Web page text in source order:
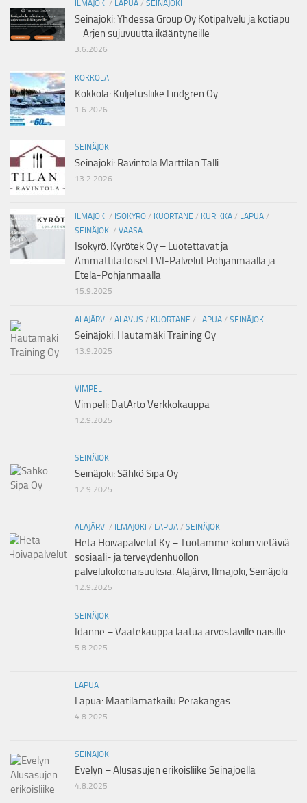
ILMAJOKI / LAPUA / SEINÄJOKI
Seinäjoki: Yhdessä Group Oy Kotipalvelu ja kotiapu
– Arjen sujuvuutta ikääntyneille
3.6.2026
KOKKOLA
Kokkola: Kuljetusliike Lindgren Oy
1.6.2026
SEINÄJOKI
Seinäjoki: Ravintola Marttilan Talli
13.2.2026
ILMAJOKI / ISOKYRÖ / KUORTANE / KURIKKA / LAPUA /
SEINÄJOKI / VAASA
Isokyrö: Kyrötek Oy – Luotettavat ja
Ammattitaitoiset LVI-Palvelut Pohjanmaalla ja
Etelä-Pohjanmaalla
15.9.2025
ALAJÄRVI / ALAVUS / KUORTANE / LAPUA / SEINÄJOKI
Seinäjoki: Hautamäki Training Oy
13.9.2025
VIMPELI
Vimpeli: DatArto Verkkokauppa
12.9.2025
SEINÄJOKI
Seinäjoki: Sähkö Sipa Oy
12.9.2025
ALAJÄRVI / ILMAJOKI / LAPUA / SEINÄJOKI
Heta Hoivapalvelut Ky – Tuotamme kotiin vietäviä
sosiaali- ja terveydenhuollon
palvelukokonaisuuksia. Alajärvi, Ilmajoki, Seinäjoki
12.9.2025
SEINÄJOKI
Idanne – Vaatekauppa laatua arvostaville naisille
5.8.2025
LAPUA
Lapua: Maatilamatkailu Peräkangas
4.8.2025
SEINÄJOKI
Evelyn – Alusasujen erikoisliike Seinäjoella
4.8.2025